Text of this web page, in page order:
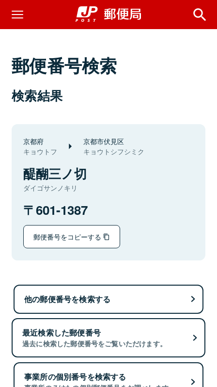
郵便番号検索
検索結果
京都府
キョウトフ
京都市伏見区
キョウトシフシミク
醍醐三ノ切
ダイゴサンノキリ
601-1387
郵便番号をコピーする
他の郵便番号を検索する
最近検索した郵便番号
過去に検索した郵便番号をご覧いただけます。
事業所の個別番号を検索する